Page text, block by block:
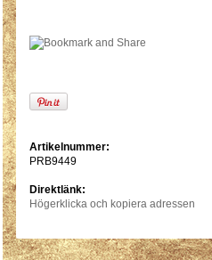
Artikelnummer:
PRB9449
Direktlänk:
Högerklicka och kopiera adressen